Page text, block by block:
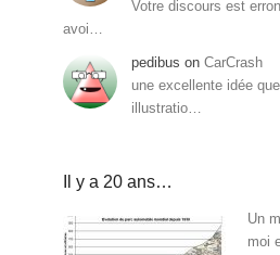
Votre discours est
avoi…
pedibus on CarCrash
une excellente idée
illustratio…
Il y a 20 ans…
Un
moi